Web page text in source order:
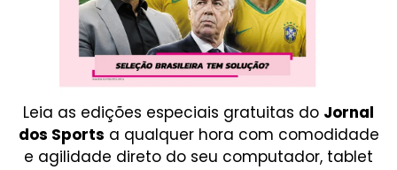
Leia as edições especiais gratuitas do Jornal
dos Sports a qualquer hora com comodidade
e agilidade direto do seu computador, tablet